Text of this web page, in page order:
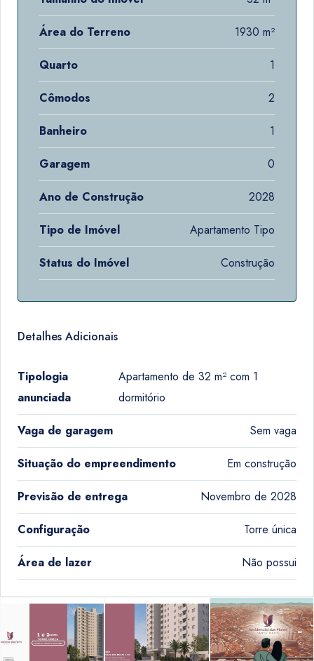
Área do Terreno 1930 m²
Quarto 1
Cômodos 2
Banheiro 1
Garagem 0
Ano de Construção 2028
Tipo de Imóvel Apartamento Tipo
Status do Imóvel Construção
Detalhes Adicionais
Tipologia
anunciada
Apartamento de 32 m² com 1
dormitório
Vaga de garagem Sem vaga
Situação do empreendimento Em construção
Previsão de entrega Novembro de 2028
Configuração Torre única
Área de lazer Não possui